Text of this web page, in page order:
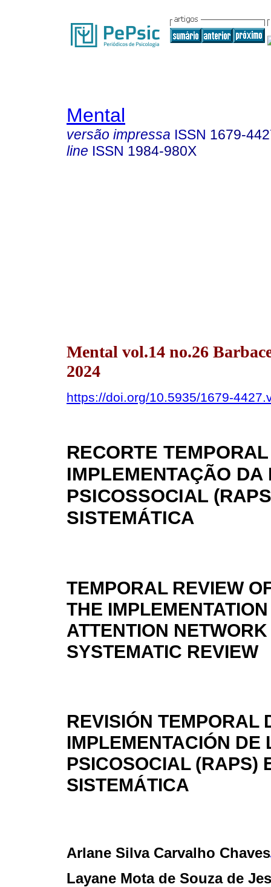
Mental
versão impressa ISSN 1679-
line ISSN 1984-980X
Mental vol.14 no.26
2024
https://doi.org/10.5935/1679-
RECORTE
IMPLEMENTAÇÃO DA
PSICOSSOCIAL
SISTEMÁTICA
TEMPORAL REVIEW
THE
ATTENTION
SYSTEMATIC REVIEW
REVISIÓN TEMPORAL
IMPLEMENTACIÓN DE
PSICOSOCIAL (RAPS)
SISTEMÁTICA
Arlane Silva Carvalho Chaves
Layane Mota de Souza de